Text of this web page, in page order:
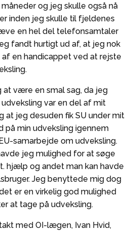
og jeg skulle også nå
inden jeg skulle til fjeldenes
en hel del telefonsamtaler
fandt hurtigt ud af, at jeg nok
en handicappet ved at rejste
at være en smal sag, da jeg
var en del af mit
at jeg desuden fik SU under mit
på min udveksling igennem
samarbejde om udveksling.
jeg mulighed for at søge
hjælp og andet man kan havde
Jeg benyttede mig dog
er en virkelig god mulighed
at tage på udveksling.
med OI-lægen, Ivan Hvid,